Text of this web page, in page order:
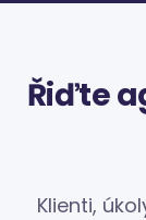
Řiďte
Klienti,